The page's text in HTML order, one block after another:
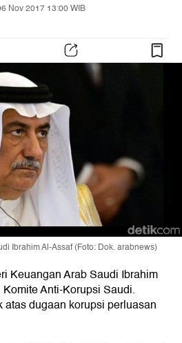
Nov 2017 13:00 WIB
Ibrahim Al-Assaf (Foto: Dok. arabnews)
Keuangan Arab Saudi Ibrahim
Anti-Korupsi Saudi.
dugaan korupsi perluasan